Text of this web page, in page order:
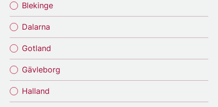
Blekinge
Dalarna
Gotland
Gävleborg
Halland